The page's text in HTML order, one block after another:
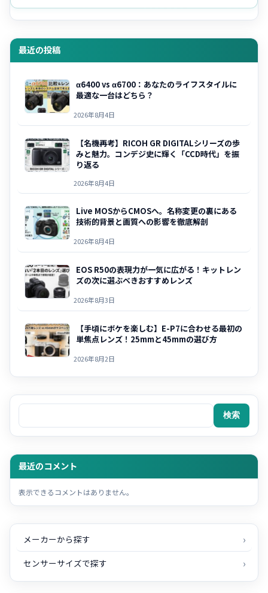
最近の投稿
α6400 vs α6700：あなたのライフスタイルに
最適な一台はどちら？
2026年8月4日
【名機再考】RICOH GR DIGITALシリーズの歩
みと魅力。コンデジ史に輝く「CCD時代」を振
り返る
2026年8月4日
Live MOSからCMOSへ。名称変更の裏にある
技術的背景と画質への影響を徹底解剖
2026年8月4日
EOS R50の表現力が一気に広がる！キットレン
ズの次に選ぶべきおすすめレンズ
2026年8月3日
【手頃にボケを楽しむ】E-P7に合わせる最初の
単焦点レンズ！25mmと45mmの選び方
2026年8月2日
検索
検索
最近のコメント
表示できるコメントはありません。
メーカーから探す
センサーサイズで探す